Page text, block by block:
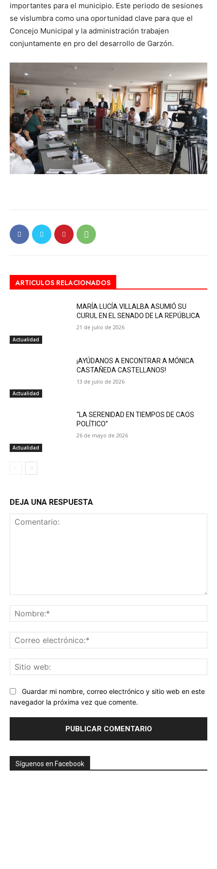
importantes para el municipio. Este periodo de sesiones
se vislumbra como una oportunidad clave para que el
Concejo Municipal y la administración trabajen
conjuntamente en pro del desarrollo de Garzón.
ARTICULOS RELACIONADOS
Actualidad
MARÍA LUCÍA VILLALBA ASUMIÓ SU
CURUL EN EL SENADO DE LA REPÚBLICA
21 de julio de 2026
Actualidad
¡AYÚDANOS A ENCONTRAR A MÓNICA
CASTAÑEDA CASTELLANOS!
13 de julio de 2026
Actualidad
“LA SERENIDAD EN TIEMPOS DE CAOS
POLÍTICO”
26 de mayo de 2026
DEJA UNA RESPUESTA
Guardar mi nombre, correo electrónico y sitio web en este
navegador la próxima vez que comente.
Síguenos en Facebook